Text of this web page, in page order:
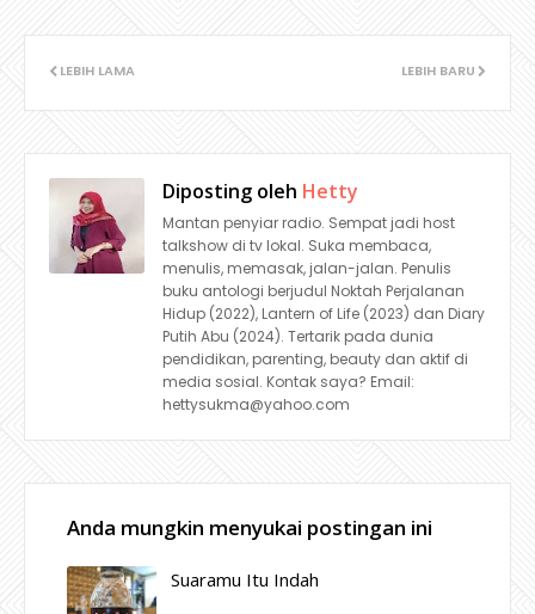
LEBIH BARU
LEBIH LAMA
Diposting oleh Hetty
Mantan penyiar radio. Sempat jadi host
talkshow di tv lokal. Suka membaca,
menulis, memasak, jalan-jalan. Penulis
buku antologi berjudul Noktah Perjalanan
Hidup (2022), Lantern of Life (2023) dan Diary
Putih Abu (2024). Tertarik pada dunia
pendidikan, parenting, beauty dan aktif di
media sosial. Kontak saya? Email:
hettysukma@yahoo.com
Anda mungkin menyukai postingan ini
Suaramu Itu Indah